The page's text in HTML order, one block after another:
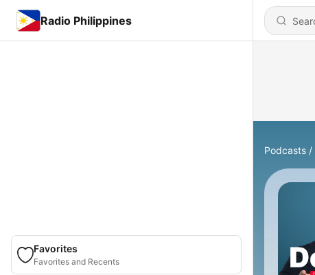
Radio Philippines
Favorites
Favorites and Recents
Podcasts